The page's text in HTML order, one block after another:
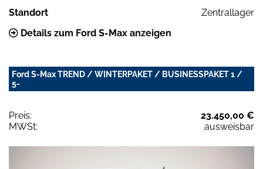
Standort
Zentrallager
Details zum Ford S-Max anzeigen
Ford S-Max TREND / WINTERPAKET / BUSINESSPAKET 1 /
5-
Preis:
23.450,00 €
MWSt:
ausweisbar